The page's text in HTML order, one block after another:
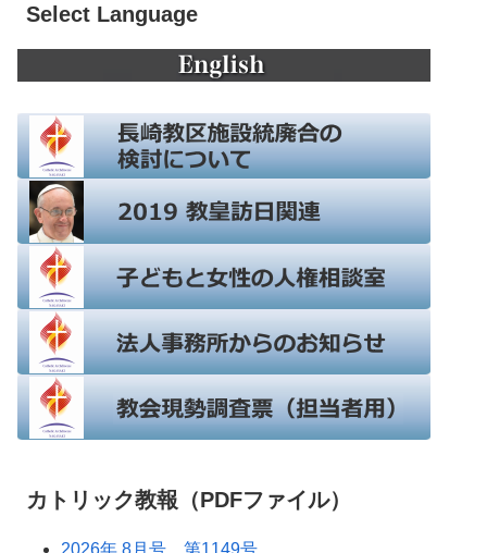
Select Language
カトリック教報（PDFファイル）
2026年 8月号 第1149号